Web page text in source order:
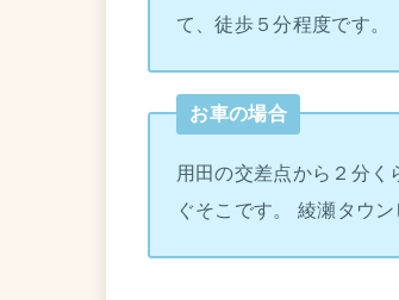
て、徒歩５分程度です。
お車の場合
用田の交差点から２分
ぐそこです。 綾瀬タウ